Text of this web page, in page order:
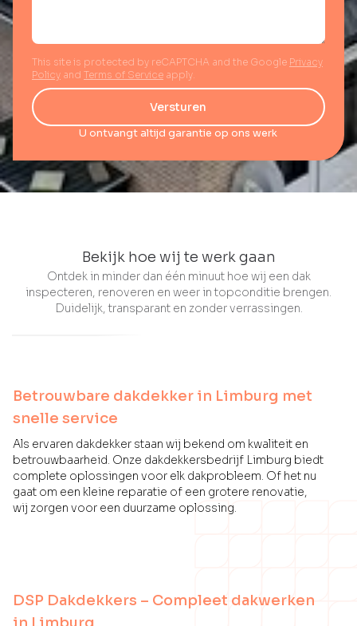
This site is protected by reCAPTCHA and the Google Privacy
Policy and Terms of Service apply.
Versturen
U ontvangt altijd garantie op ons werk
Bekijk hoe wij te werk gaan
Ontdek in minder dan één minuut hoe wij een dak
inspecteren, renoveren en weer in topconditie brengen.
Duidelijk, transparant en zonder verrassingen.
Betrouwbare dakdekker in Limburg met
snelle service
Als ervaren dakdekker staan wij bekend om kwaliteit en
betrouwbaarheid. Onze dakdekkersbedrijf Limburg biedt
complete oplossingen voor elk dakprobleem. Of het nu
gaat om een kleine reparatie of een grotere renovatie,
wij zorgen voor een duurzame oplossing.
DSP Dakdekkers – Compleet dakwerken